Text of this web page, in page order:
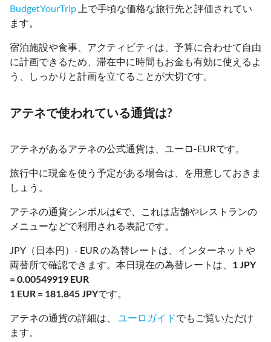
BudgetYourTrip 上で手頃な価格な旅行先と評価されてい
ます。
宿泊施設や食事、アクティビティは、予算に合わせて自由
に計画できるため、滞在中に時間もお金も有効に使えるよ
う、しっかりと計画を立てることが大切です。
アテネで使われている通貨は?
アテネがあるアテネの公式通貨は、ユーロ-EURです。
旅行中に現金を使う予定がある場合は、を用意しておきま
しょう。
アテネの通貨シンボルは€で、これは店舗やレストランの
メニューなどで利用される表記です。
JPY（日本円）- EUR の為替レートは、インターネットや
両替所で確認できます。本日現在の為替レートは、 1 JPY
= 0.00549919 EUR
1 EUR = 181.845 JPYです。
アテネの通貨の詳細は、 ユーロガイドでもご覧いただけ
ます。